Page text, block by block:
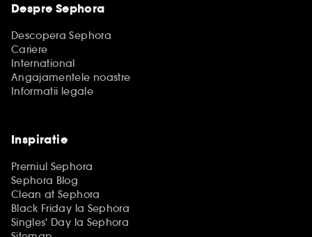
Despre Sephora
Descopera Sephora
Cariere
International
Angajamentele noastre
Informatii legale
Inspiratie
Premiul Sephora
Sephora Blog
Clean at Sephora
Black Friday la Sephora
Singles' Day la Sephora